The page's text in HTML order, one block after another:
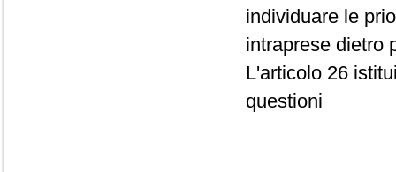
individuare le
intraprese dietro
L'articolo 26
questioni